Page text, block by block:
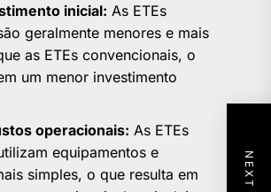
inicial: As ETEs
geralmente menores e mais
as ETEs convencionais, o
um menor investimento
operacionais: As ETEs
equipamentos e
simples, o que resulta em